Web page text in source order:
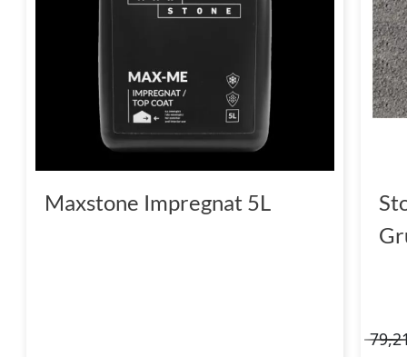
Maxstone Impregnat 5L